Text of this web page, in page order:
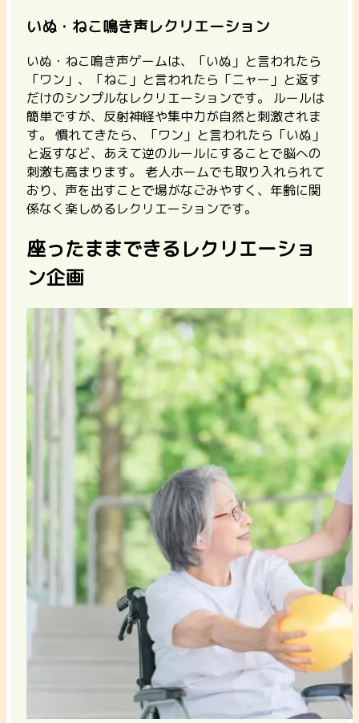
いぬ・ねこ鳴き声レクリエーション
いぬ・ねこ鳴き声ゲームは、「いぬ」と言われたら
「ワン」、「ねこ」と言われたら「ニャー」と返す
だけのシンプルなレクリエーションです。
ルールは
簡単ですが、反射神経や集中力が自然と刺激されま
す。 慣れてきたら、「ワン」と言われたら「いぬ」
と返すなど、あえて逆のルールにすることで脳への
刺激も高まります。 老人ホームでも取り入れられて
おり、声を出すことで場がなごみやすく、年齢に関
係なく楽しめるレクリエーションです。
座ったままできるレクリエーショ
ン企画